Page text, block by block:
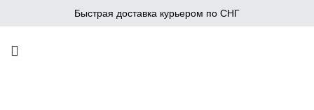
Быстрая доставка курьером по СНГ